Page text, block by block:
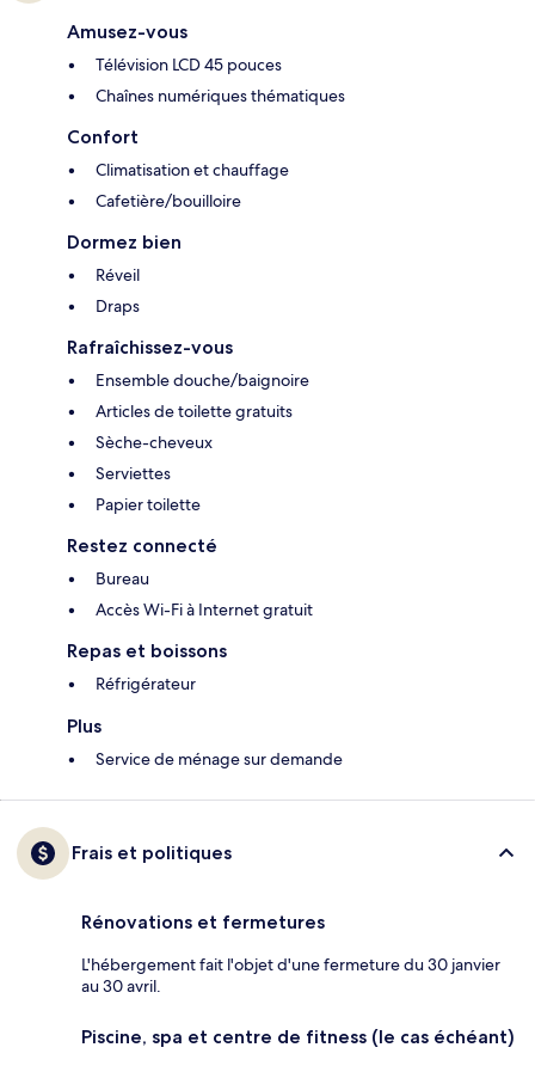
Amusez-vous
Télévision LCD 45 pouces
Chaînes numériques thématiques
Confort
Climatisation et chauffage
Cafetière/bouilloire
Dormez bien
Réveil
Draps
Rafraîchissez-vous
Ensemble douche/baignoire
Articles de toilette gratuits
Sèche-cheveux
Serviettes
Papier toilette
Restez connecté
Bureau
Accès Wi-Fi à Internet gratuit
Repas et boissons
Réfrigérateur
Plus
Service de ménage sur demande
Frais et politiques
Rénovations et fermetures
L'hébergement fait l'objet d'une fermeture du 30 janvier
au 30 avril.
Piscine, spa et centre de fitness (le cas échéant)